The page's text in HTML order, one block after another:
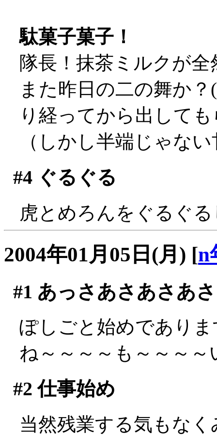
駄菓子菓子！
隊長！抹茶ミルクが
また昨日の二の舞か
り経ってから出して
（しかし半端じゃな
#4ぐるぐる
虎とめろんをぐるぐ
2004年01月05日(月) [n
#1 あっさあさあさあ
ぽしごと始めでありま
ね～～～～も～～～～
#2 仕事始め
当然残業する気もな